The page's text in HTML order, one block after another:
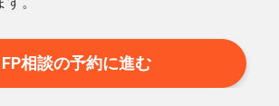
FP相談の予約に進む